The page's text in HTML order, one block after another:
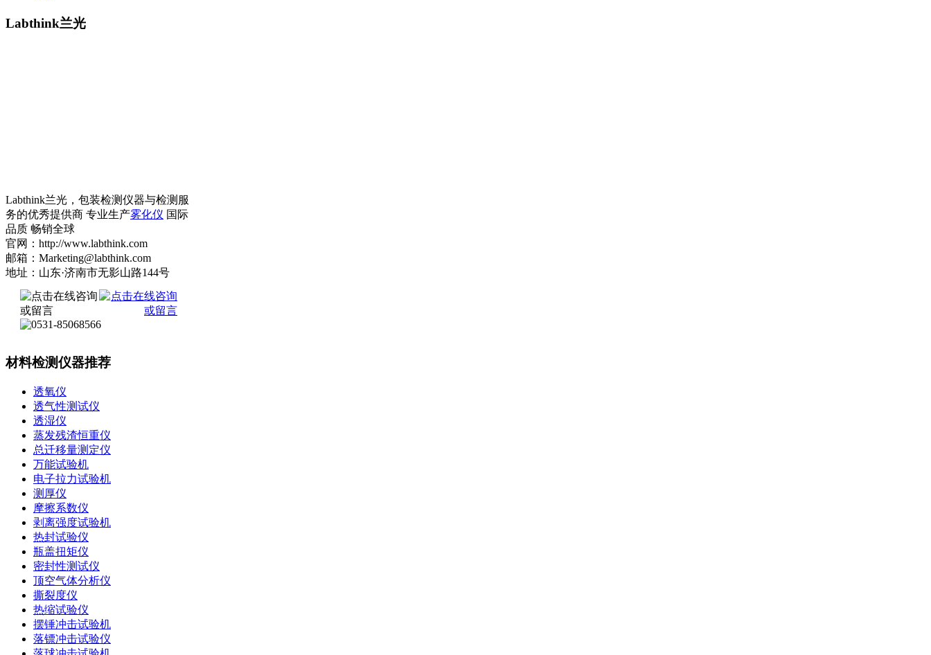
Labthink兰光
Labthink兰光，包装检测仪器与检测服
务的优秀提供商 专业生产雾化仪 国际
品质 畅销全球
官网：http://www.labthink.com
邮箱：Marketing@labthink.com
地址：山东·济南市无影山路144号
材料检测仪器推荐
透氧仪
透气性测试仪
透湿仪
蒸发残渣恒重仪
总迁移量测定仪
万能试验机
电子拉力试验机
测厚仪
摩擦系数仪
剥离强度试验机
热封试验仪
瓶盖扭矩仪
密封性测试仪
顶空气体分析仪
撕裂度仪
热缩试验仪
摆锤冲击试验机
落镖冲击试验仪